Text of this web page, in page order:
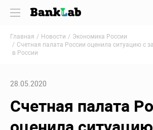
Главная Новости
Экономика России
Счетная палата России оценила ситуацию с
в России
28.05.2020
Счетная палата